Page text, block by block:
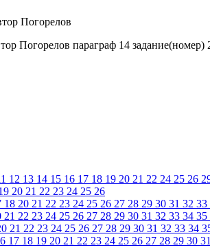
Погорелов параграф 14 задание(номер)
12 13 14 15 16 17 18 19 20 21 22 24 25 26
20 21 22 23 24 25 26
18 20 21 22 23 24 25 26 27 28 29 30 31 32 33
21 22 23 24 25 26 27 28 29 30 31 32 33 34 35
21 22 23 24 25 26 27 28 29 30 31 32 33 34
17 18 19 20 21 22 23 24 25 26 27 28 29 30